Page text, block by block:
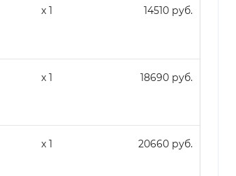
x 1 14510 руб.
x 1 18690 руб.
x 1 20660 руб.